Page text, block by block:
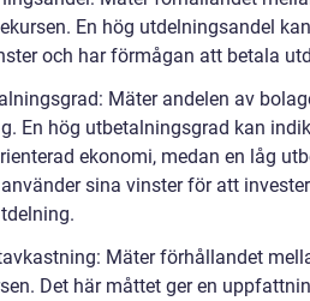
En hög utdelningsandel
och har förmågan att betala
Mäter andelen av
En hög utbetalningsgrad kan
ekonomi, medan en låg
sina vinster för att
Mäter förhållandet
Det här måttet ger en